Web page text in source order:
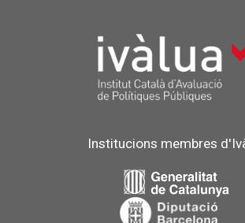
Institucions membres